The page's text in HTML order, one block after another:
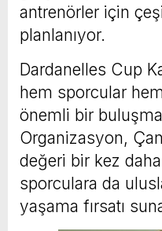
antrenörler için
planlanıyor.
Dardanelles Cup
hem sporcular
önemli bir
Organizasyon,
değeri bir kez
sporculara da
yaşama fırsatı